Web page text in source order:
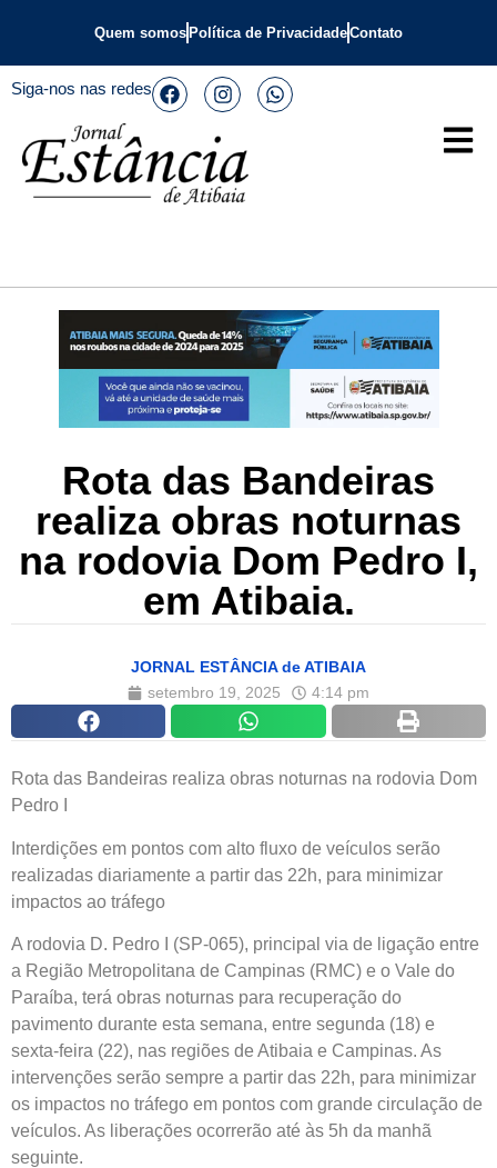
Quem somos Política de PrivacidadeContato
Siga-nos nas redes
Rota das Bandeiras
realiza obras noturnas
na rodovia Dom Pedro I,
em Atibaia.
JORNAL ESTÂNCIA de ATIBAIA
setembro 19, 2025
4:14 pm
Rota das Bandeiras realiza obras noturnas na rodovia Dom
Pedro I
Interdições em pontos com alto fluxo de veículos serão
realizadas diariamente a partir das 22h, para minimizar
impactos ao tráfego
A rodovia D. Pedro I (SP-065), principal via de ligação entre
a Região Metropolitana de Campinas (RMC) e o Vale do
Paraíba, terá obras noturnas para recuperação do
pavimento durante esta semana, entre segunda (18) e
sexta-feira (22), nas regiões de Atibaia e Campinas. As
intervenções serão sempre a partir das 22h, para minimizar
os impactos no tráfego em pontos com grande circulação de
veículos. As liberações ocorrerão até às 5h da manhã
seguinte.